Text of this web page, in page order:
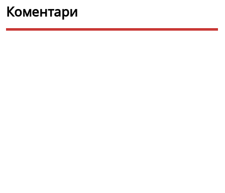
Коментари